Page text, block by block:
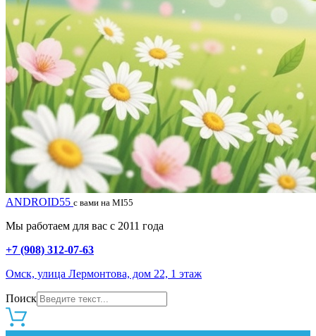
ANDROID55 с вами на MI55
Мы работаем для вас с 2011 года
+7 (908) 312-07-63
Омск, улица Лермонтова, дом 22, 1 этаж
Поиск